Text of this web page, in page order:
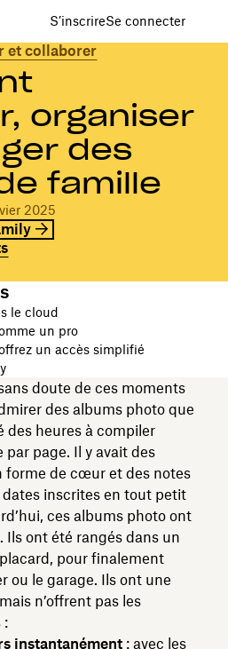
S’inscrireSe connecter
et collaborer
organiser
des
famille
2025
le cloud
un pro
un accès simplifié
doute de ces moments
des albums photo que
des heures à compiler
page. Il y avait des
forme de cœur et des notes
inscrites en tout petit
ces albums photo ont
Ils ont été rangés dans un
pour finalement
ou le garage. Ils ont une
n’offrent pas les
:
instantanément : avec les